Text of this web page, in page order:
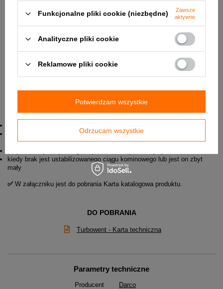
kiedy występują zawirowania powietrza na wylocie komina
spowodowanego jego niekorzystnym usytuowaniem
kiedy brak jest ustabilizowanego ciągu kominowego lub jest on zbyt
mały
✅ W załączniku jest do pobrania Karta katalogowa produktu.
DO POBRANIA
Turbowent - Karta techniczna
Parametry techniczne
Producent Darco
Funkcjonalne pliki cookie (niezbędne)
Zawsze
aktywne
Analityczne pliki cookie
Reklamowe pliki cookie
Odrzucam wszystkie
Potwierdzam wszystkie